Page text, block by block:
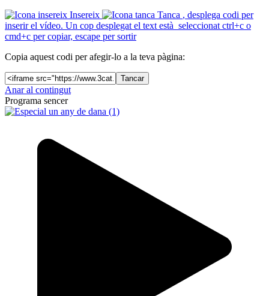
Insereix
Tanca , desplega codi per
inserir el vídeo. Un cop desplegat el text està seleccionat ctrl+c o
cmd+c per copiar, escape per sortir
Copia aquest codi per afegir-lo a la teva pàgina:
Tancar
Anar al contingut
Programa sencer